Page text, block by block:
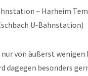
– Harheim
U-Bahnstation)
von äußerst wenigen
dagegen besonders